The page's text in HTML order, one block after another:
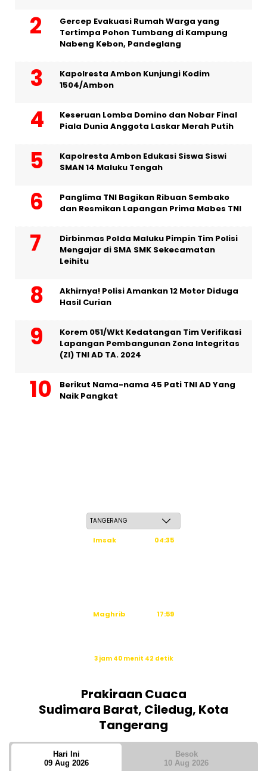
Gercep Evakuasi Rumah Warga yang
Tertimpa Pohon Tumbang di Kampung
Nabeng Kebon, Pandeglang
Kapolresta Ambon Kunjungi Kodim
1504/Ambon
Keseruan Lomba Domino dan Nobar Final
Piala Dunia Anggota Laskar Merah Putih
Kapolresta Ambon Edukasi Siswa Siswi
SMAN 14 Maluku Tengah
Panglima TNI Bagikan Ribuan Sembako
dan Resmikan Lapangan Prima Mabes TNI
Dirbinmas Polda Maluku Pimpin Tim Polisi
Mengajar di SMA SMK Sekecamatan
Leihitu
Akhirnya! Polisi Amankan 12 Motor Diduga
Hasil Curian
Korem 051/Wkt Kedatangan Tim Verifikasi
Lapangan Pembangunan Zona Integritas
(ZI) TNI AD TA. 2024
Berikut Nama-nama 45 Pati TNI AD Yang
Naik Pangkat
Imsak
04:35
Maghrib
17:59
3 jam 40 menit 41 detik
Prakiraan Cuaca
Sudimara Barat, Ciledug, Kota
Tangerang
Hari Ini
09 Aug 2026
Besok
10 Aug 2026